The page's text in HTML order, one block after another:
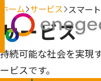
ホーム サービス スマー
サービス
持続可能な社会を実現
ービスです。